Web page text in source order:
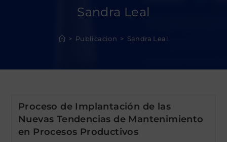
Sandra Leal
> Publicacion > Sandra Leal
Proceso de Implantación de las
Nuevas Tendencias de Mantenimiento
en Procesos Productivos